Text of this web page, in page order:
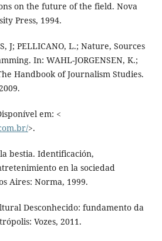
on the future of the field. Nova
Press, 1994.
J; PELLICANO, L.; Nature, Sources
In: WAHL-JORGENSEN, K.;
Handbook of Journalism Studies.
em: <
>.
bestia. Identificación,
en la sociedad
Aires: Norma, 1999.
Desconhecido: fundamento da
Vozes, 2011.